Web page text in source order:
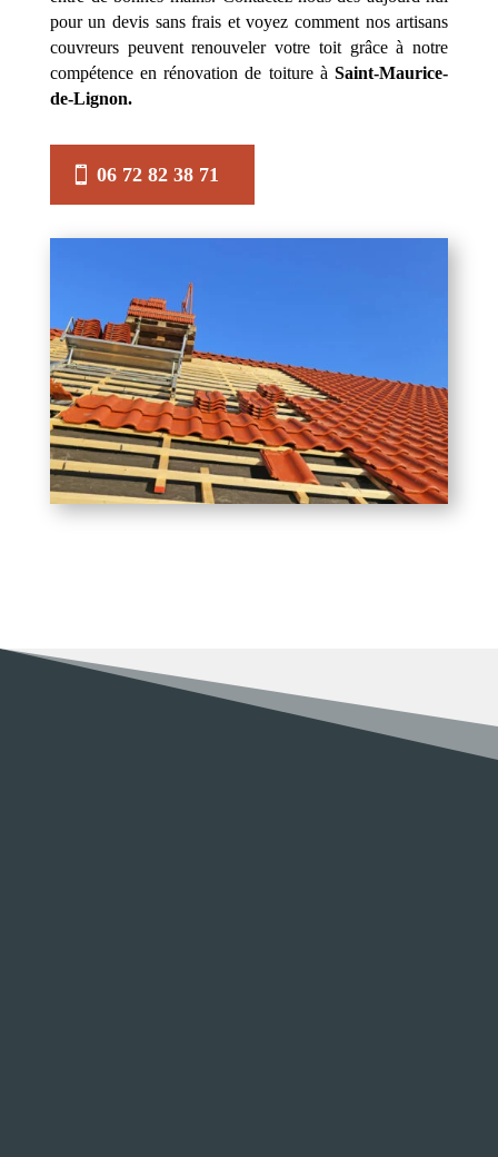
pour un devis sans frais et voyez comment nos artisans
couvreurs peuvent renouveler votre toit grâce à notre
compétence en rénovation de toiture àSaint-Maurice-
de-Lignon.
06 72 82 38 71